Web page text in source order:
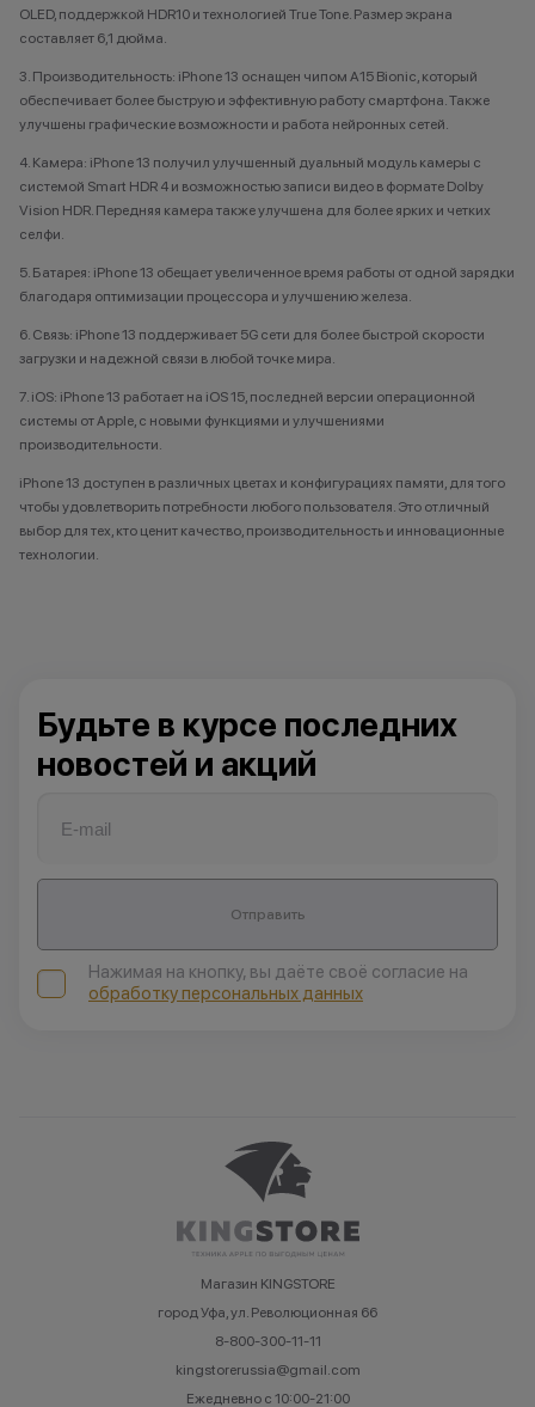
OLED, поддержкой HDR10 и технологией True Tone. Размер экрана
составляет 6,1 дюйма.
3. Производительность: iPhone 13 оснащен чипом A15 Bionic, который
обеспечивает более быструю и эффективную работу смартфона. Также
улучшены графические возможности и работа нейронных сетей.
4. Камера: iPhone 13 получил улучшенный дуальный модуль камеры с
системой Smart HDR 4 и возможностью записи видео в формате Dolby
Vision HDR. Передняя камера также улучшена для более ярких и четких
селфи.
5. Батарея: iPhone 13 обещает увеличенное время работы от одной зарядки
благодаря оптимизации процессора и улучшению железа.
6. Связь: iPhone 13 поддерживает 5G сети для более быстрой скорости
загрузки и надежной связи в любой точке мира.
7. iOS: iPhone 13 работает на iOS 15, последней версии операционной
системы от Apple, с новыми функциями и улучшениями
производительности.
iPhone 13 доступен в различных цветах и конфигурациях памяти, для того
чтобы удовлетворить потребности любого пользователя. Это отличный
выбор для тех, кто ценит качество, производительность и инновационные
технологии.
Будьте в курсе последних
новостей и акций
Отправить
Нажимая на кнопку, вы даёте своё согласие на
обработку персональных данных
Магазин KINGSTORE
город Уфа, ул. Революционная 66
8-800-300-11-11
kingstorerussia@gmail.com
Ежедневно с 10:00-21:00